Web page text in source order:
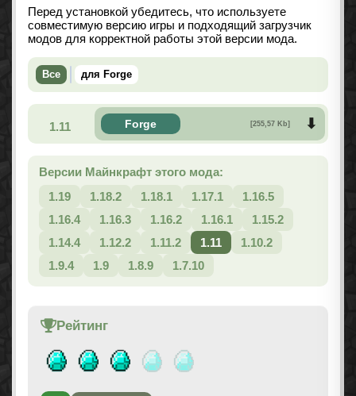
Перед установкой убедитесь, что используете
совместимую версию игры и подходящий загрузчик
модов для корректной работы этой версии мода.
Все для Forge
1.11 Forge [255,57 Kb]
Версии Майнкрафт этого мода:
1.19
1.18.2 1.18.1 1.17.1
1.16.5
1.16.4
1.16.3 1.16.2 1.16.1
1.15.2
1.14.4
1.12.2 1.11.2 1.11
1.10.2
1.9.4
1.9 1.8.9 1.7.10
Рейтинг